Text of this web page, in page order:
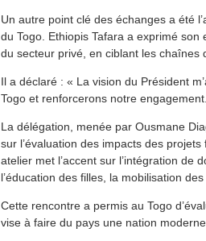
Un autre point clé des échanges a été
du Togo. Ethiopis Tafara a exprimé
du secteur privé, en ciblant les chaînes
Il a déclaré : « La vision du Président
Togo et renforcerons notre
La délégation, menée par Ousmane
sur l’évaluation des impacts des
atelier met l’accent sur l’intégration de
l’éducation des filles, la mobilisation des
Cette rencontre a permis au Togo
vise à faire du pays une nation